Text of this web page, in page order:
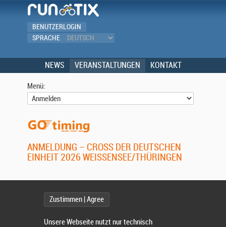
BENUTZERLOGIN
SPRACHE
NEWS VERANSTALTUNGEN KONTAKT
Menü:
ANMELDUNG – CROSS DER DEUTSCHEN
EINHEIT 2026 WEISSENSEE/THÜRINGEN
Zustimmen | Agree
Unsere Webseite nutzt nur technisch